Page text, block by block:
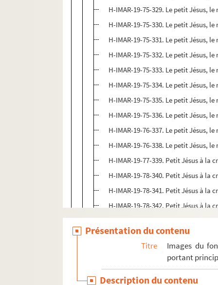
H-IMAR-19-75-329. Le petit Jésus,
H-IMAR-19-75-330. Le petit Jésus,
H-IMAR-19-75-331. Le petit Jésus,
H-IMAR-19-75-332. Le petit Jésus,
H-IMAR-19-75-333. Le petit Jésus,
H-IMAR-19-75-334. Le petit Jésus,
H-IMAR-19-75-335. Le petit Jésus,
H-IMAR-19-75-336. Le petit Jésus,
H-IMAR-19-76-337. Le petit Jésus,
H-IMAR-19-76-338. Le petit Jésus,
H-IMAR-19-77-339. Petit Jésus à la
H-IMAR-19-78-340. Petit Jésus à la
H-IMAR-19-78-341. Petit Jésus à la
H-IMAR-19-78-342. Petit Jésus à la
H-IMAR-19-78-343. Petit Jésus à la
H-IMAR-19-78-344. Petit Jésus à la
H-IMAR-19-79-345. Noël du petit
H-IMAR-19-79-347. Noël du petit
Présentation du contenu
Titre
Images du
portant
Description du contenu